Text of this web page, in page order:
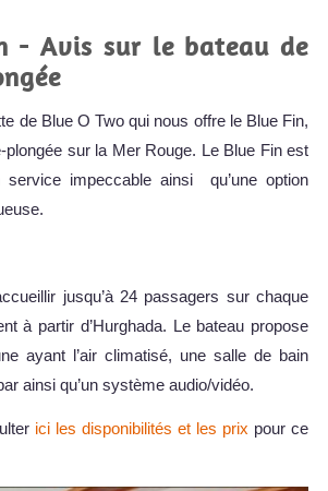
- Avis sur le bateau de
de Blue O Two qui nous offre le Blue Fin,
plongée sur la Mer Rouge. Le Blue Fin est
impeccable ainsi qu’une option
jusqu’à 24 passagers sur chaque
à partir d’Hurghada. Le bateau propose
ayant l’air climatisé, une salle de bain
ainsi qu’un système audio/vidéo.
ici les disponibilités et les prix pour ce